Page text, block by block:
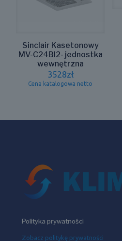
Sinclair Kasetonowy
MV-C24BI2- jednostka
wewnętrzna
3528zł
Cena katalogowa netto
Polityka prywatności
Zobacz politykę prywatności